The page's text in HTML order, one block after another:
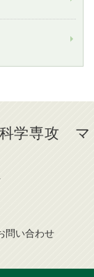
学専攻 マ
問い合わせ